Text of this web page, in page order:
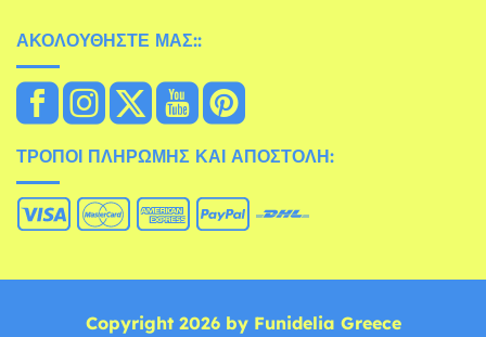
ΑΚΟΛΟΥΘΉΣΤΕ ΜΑΣ::
ΤΡΌΠΟΙ ΠΛΗΡΩΜΉΣ ΚΑΙ ΑΠΟΣΤΟΛΉ:
Copyright 2026 by Funidelia Greece